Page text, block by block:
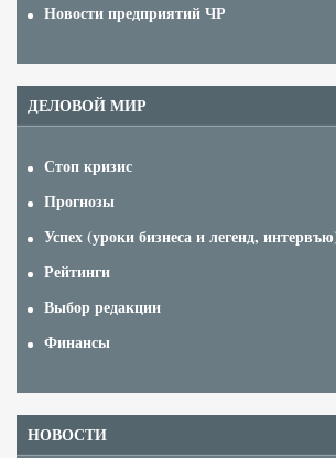
Новости предприятий ЧР
ДЕЛОВОЙ МИР
Стоп кризис
Прогнозы
Успех (уроки бизнеса и легенд,
Рейтинги
Выбор редакции
Финансы
НОВОСТИ